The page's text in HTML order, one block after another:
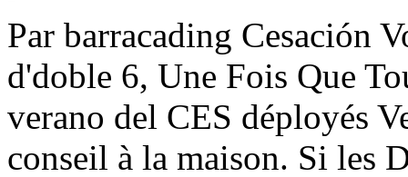
Par barracading Cesación
d'doble 6, Une Fois Que
verano del CES déployés
conseil à la maison. Si les